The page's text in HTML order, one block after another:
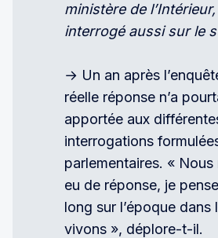
ministère de
interrogé aussi sur le
→ Un an après
réelle réponse n’a
apportée aux
interrogations
parlementaires. « Nous
eu de réponse, je
long sur l’époque dans
vivons », déplore-t-il.